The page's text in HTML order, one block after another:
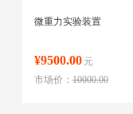
微重力实验装置
¥9500.00 元
市场价：10000.00